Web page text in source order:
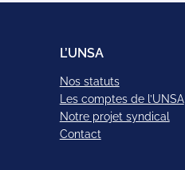
L’UNSA
Nos statuts
Les comptes de l’UNSA
Notre projet syndical
Contact